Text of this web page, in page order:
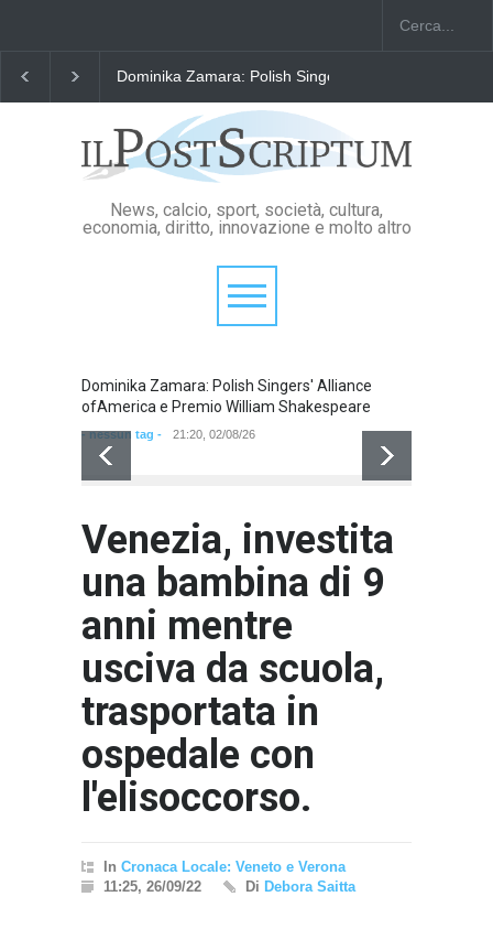
Dominika Zamara: Polish Singers' Alliance ofAmerica
News, calcio, sport, società, cultura,
economia, diritto, innovazione e molto altro
Dominika Zamara: Polish Singers' Alliance
ofAmerica e Premio William Shakespeare
- nessun tag - 21:20, 02/08/26
Venezia, investita
una bambina di 9
anni mentre
usciva da scuola,
trasportata in
ospedale con
l'elisoccorso.
In Cronaca Locale: Veneto e Verona
11:25, 26/09/22
Di Debora Saitta